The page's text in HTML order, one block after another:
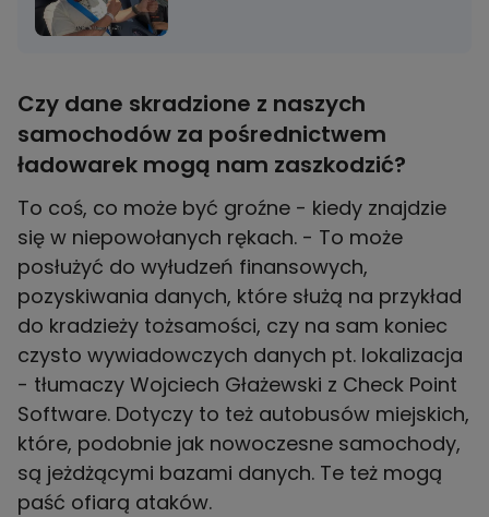
Czy dane skradzione z naszych
samochodów za pośrednictwem
ładowarek mogą nam zaszkodzić?
To coś, co może być groźne - kiedy znajdzie
się w niepowołanych rękach. - To może
posłużyć do wyłudzeń finansowych,
pozyskiwania danych, które służą na przykład
do kradzieży tożsamości, czy na sam koniec
czysto wywiadowczych danych pt. lokalizacja
- tłumaczy Wojciech Głażewski z Check Point
Software. Dotyczy to też autobusów miejskich,
które, podobnie jak nowoczesne samochody,
są jeżdżącymi bazami danych. Te też mogą
paść ofiarą ataków.